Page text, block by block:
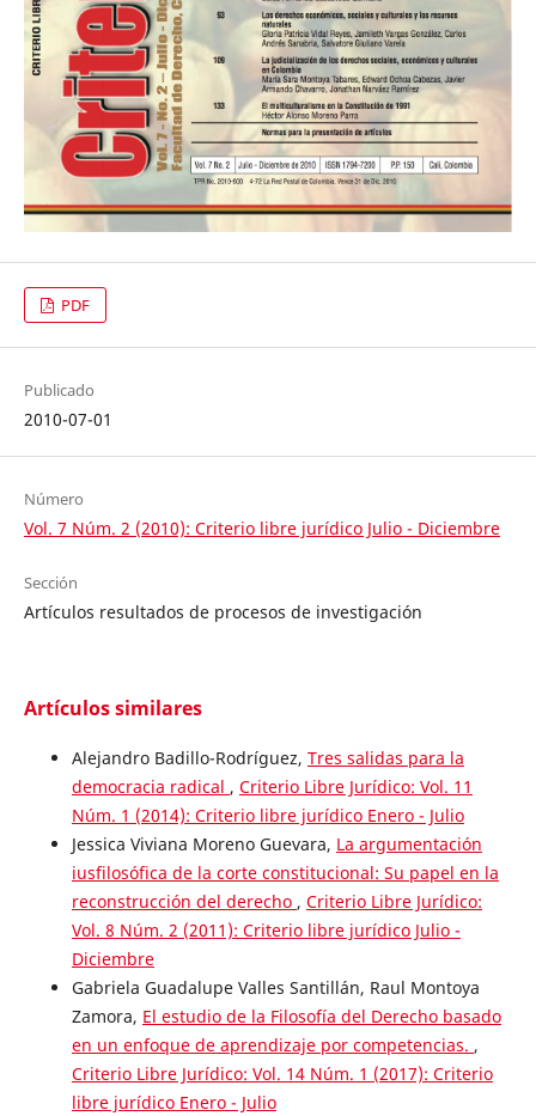
PDF
Publicado
2010-07-01
Número
Vol. 7 Núm. 2 (2010): Criterio libre jurídico Julio - Diciembre
Sección
Artículos resultados de procesos de investigación
Artículos similares
Alejandro Badillo-Rodríguez, Tres salidas para la
democracia radical , Criterio Libre Jurídico: Vol. 11
Núm. 1 (2014): Criterio libre jurídico Enero - Julio
Jessica Viviana Moreno Guevara, La argumentación
iusfilosófica de la corte constitucional: Su papel en la
reconstrucción del derecho , Criterio Libre Jurídico:
Vol. 8 Núm. 2 (2011): Criterio libre jurídico Julio -
Diciembre
Gabriela Guadalupe Valles Santillán, Raul Montoya
Zamora, El estudio de la Filosofía del Derecho basado
en un enfoque de aprendizaje por competencias. ,
Criterio Libre Jurídico: Vol. 14 Núm. 1 (2017): Criterio
libre jurídico Enero - Julio